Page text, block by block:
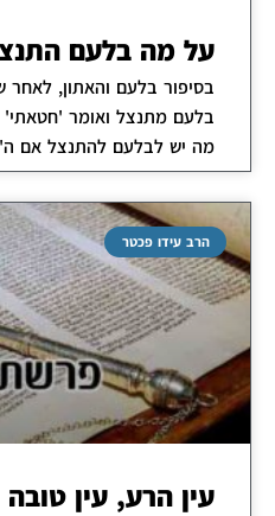
על מה בלעם
בסיפור בלעם והאתון,
בלעם מתנצל ואומר
מה יש לבלעם להתנצל אם ה'
הרב עידו פכטר
עין הרע, עין טובה